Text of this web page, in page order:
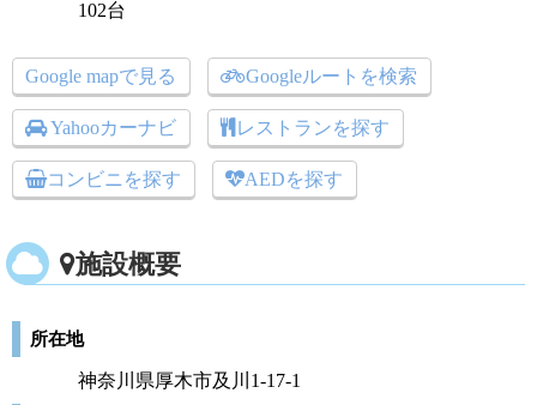
102台
Google mapで見る Googleルートを検索
Yahooカーナビ レストランを探す
コンビニを探す AEDを探す
施設概要
所在地
神奈川県厚木市及川1-17-1